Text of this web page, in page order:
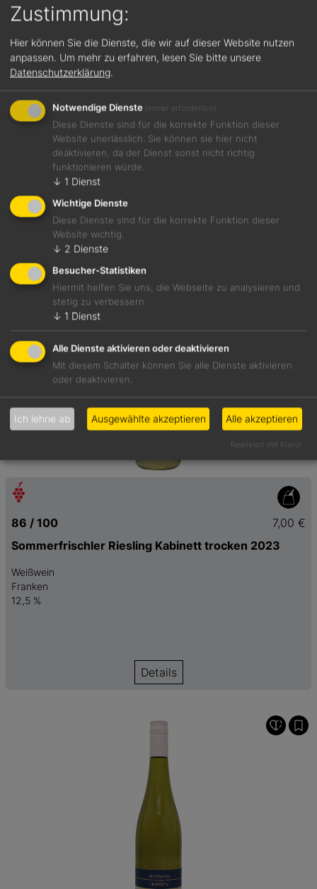
86 / 100
Weißwein
Details
86 / 100
7,00 €
Sommerfrischler Riesling Kabinett trocken 2023
Weißwein
Franken
12,5 %
Details
Zustimmung:
Hier können Sie die Dienste, die wir auf dieser Website nutzen
anpassen. Um mehr zu erfahren, lesen Sie bitte unsere
Datenschutzerklärung.
Notwendige Dienste (immer erforderlich)
Diese Dienste sind für die korrekte Funktion dieser
Website unerlässlich. Sie können sie hier nicht
deaktivieren, da der Dienst sonst nicht richtig
funktionieren würde.
↓ 1 Dienst
Wichtige Dienste
Diese Dienste sind für die korrekte Funktion dieser
Website wichtig.
↓ 2 Dienste
Besucher-Statistiken
Hiermit helfen Sie uns, die Webseite zu analysieren und
stetig zu verbessern
↓ 1 Dienst
Alle Dienste aktivieren oder deaktivieren
Mit diesem Schalter können Sie alle Dienste aktivieren
oder deaktivieren.
Ich lehne ab Ausgewählte akzeptieren Alle akzeptieren
Realisiert mit Klaro!